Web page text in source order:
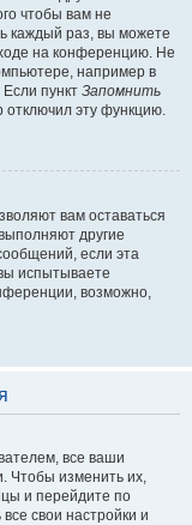
чтобы вам не
каждый раз, вы можете
на конференцию. Не
например в
пункт Запомнить
отключил эту функцию.
вам оставаться
другие
если эта
испытываете
возможно,
все ваши
Чтобы изменить их,
и перейдите по
свои настройки и